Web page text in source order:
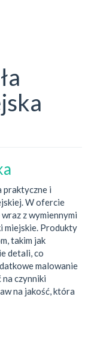
praktyczne i
W ofercie
z wymiennymi
miejskie. Produkty
takim jak
detali, co
malowanie
czynniki
na jakość, która